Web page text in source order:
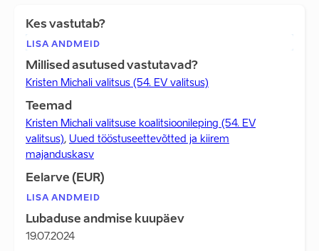
Kes vastutab?
LISA ANDMEID
Millised asutused vastutavad?
Kristen Michali valitsus (54. EV valitsus)
Teemad
Kristen Michali valitsuse koalitsioonileping (54. EV
valitsus), Uued tööstuseettevõtted ja kiirem
majanduskasv
Eelarve (EUR)
LISA ANDMEID
Lubaduse andmise kuupäev
19.07.2024